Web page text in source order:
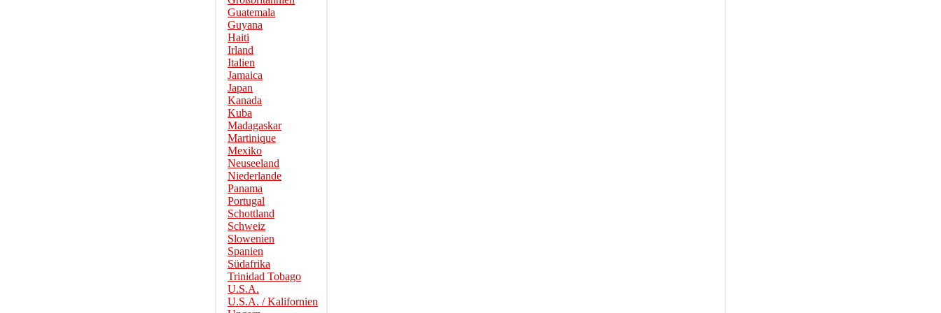
Guatemala
Guyana
Haiti
Irland
Italien
Jamaica
Japan
Kanada
Kuba
Madagaskar
Martinique
Mexiko
Neuseeland
Niederlande
Panama
Portugal
Schottland
Schweiz
Slowenien
Spanien
Südafrika
Trinidad Tobago
U.S.A.
U.S.A. / Kalifornien